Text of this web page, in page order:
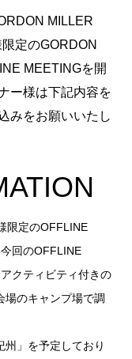
MILLER
定のGORDON
MEETINGを開
ー様は下記内容を
みをお願いいたし
限定のOFFLINE
回のOFFLINE
クティビティ付きの
場のキャンプ場で調
」を予定しており